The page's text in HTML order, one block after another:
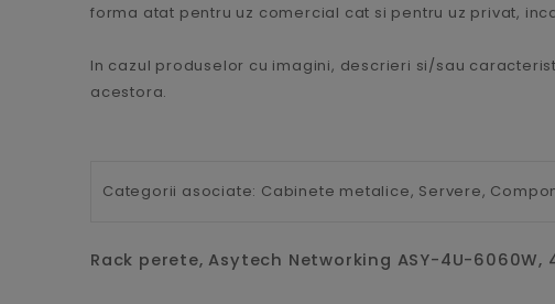
forma atat pentru uz comercial cat si pentru uz privat,
In cazul produselor cu imagini, descrieri si/sau
acestora.
Categorii asociate: Cabinete metalice, Servere,
Rack perete, Asytech Networking ASY-4U-